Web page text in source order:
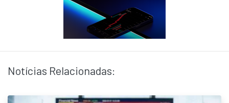
Notícias Relacionadas: